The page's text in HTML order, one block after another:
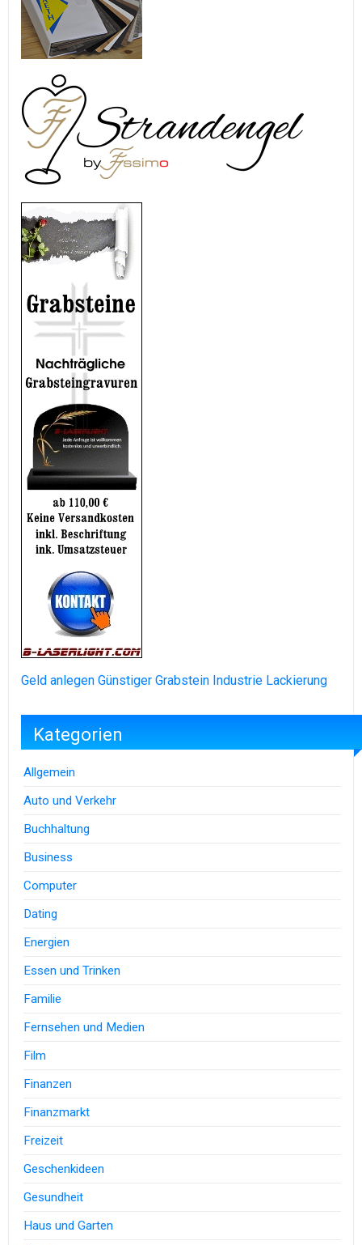
Geld anlegen Günstiger Grabstein Industrie Lackierung
Kategorien
Allgemein
Auto und Verkehr
Buchhaltung
Business
Computer
Dating
Energien
Essen und Trinken
Familie
Fernsehen und Medien
Film
Finanzen
Finanzmarkt
Freizeit
Geschenkideen
Gesundheit
Haus und Garten